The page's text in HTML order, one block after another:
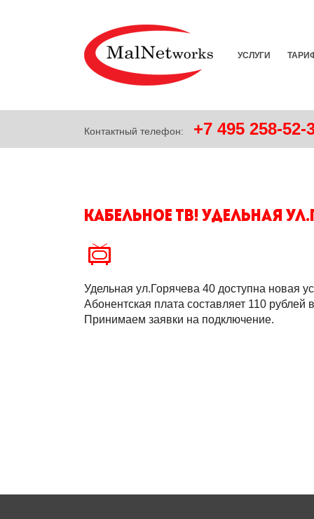
УСЛУГИ
Контактный телефон: +7 495 258-52-
Кабельное ТВ! Удельная
Удельная ул.Горячева 40 доступна новая
Абонентская плата составляет 110 рублей
Принимаем заявки на подключение.